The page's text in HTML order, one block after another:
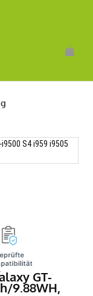
GT-
9.88WH,